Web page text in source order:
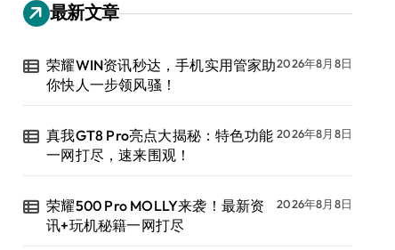
最新文章
荣耀WIN资讯秒达，手机实用管家助
你快人一步领风骚！
2026年8月8日
真我GT8 Pro亮点大揭秘：特色功能
一网打尽，速来围观！
2026年8月8日
荣耀500 Pro MOLLY来袭！最新资
讯+玩机秘籍一网打尽
2026年8月8日